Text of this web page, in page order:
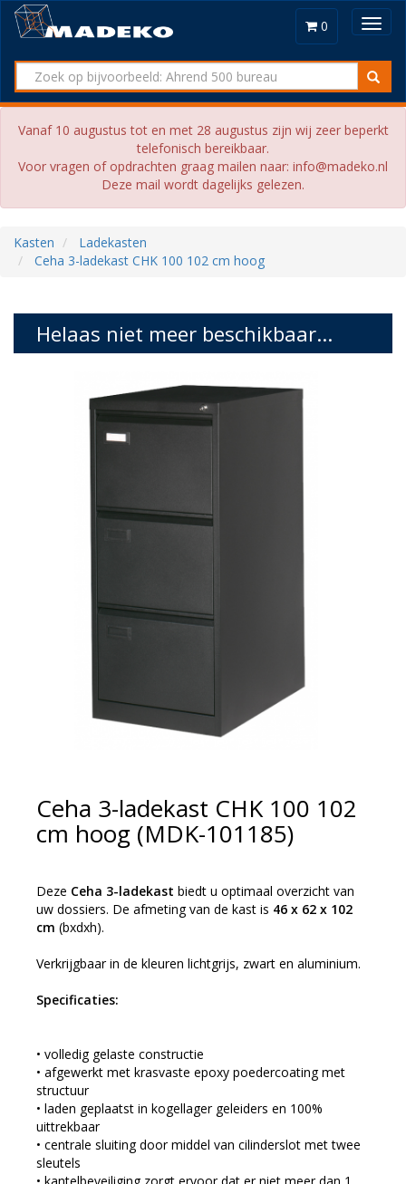
0
Vanaf 10 augustus tot en met 28 augustus zijn wij zeer beperkt
telefonisch bereikbaar.
Voor vragen of opdrachten graag mailen naar: info@madeko.nl
Deze mail wordt dagelijks gelezen.
Kasten
Ladekasten
Ceha 3-ladekast CHK 100 102 cm hoog
Helaas niet meer beschikbaar...
Ceha 3-ladekast CHK 100 102
cm hoog (MDK-101185)
Deze Ceha 3-ladekast biedt u optimaal overzicht van
uw dossiers. De afmeting van de kast is 46 x 62 x 102
cm (bxdxh).
Verkrijgbaar in de kleuren lichtgrijs, zwart en aluminium.
Specificaties:
• volledig gelaste constructie
• afgewerkt met krasvaste epoxy poedercoating met
structuur
• laden geplaatst in kogellager geleiders en 100%
uittrekbaar
• centrale sluiting door middel van cilinderslot met twee
sleutels